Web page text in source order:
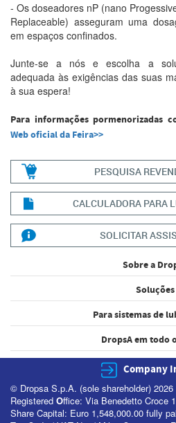
- Os doseadores nP (nano
Replaceable) asseguram uma
em espaços confinados.
Junte-se a nós e escolha a
adequada às exigências das suas
à sua espera!
Para informações pormenorizadas
Web oficial da Feira>>
PESQUISA
CALCULADORA PARA
SOLICITAR
Sobre a
Soluções
Para sistemas de
DropsA em todo
Company
© Dropsa S.p.A. (sole shareholder) 2026
Registered Office: Via Benedetto Croce
Share Capital: Euro 1,548,000.00 fully